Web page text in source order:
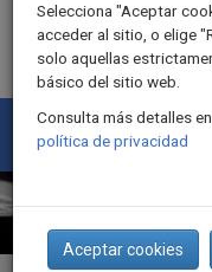
Selecciona "Aceptar
acceder al sitio, o elige
solo aquellas
básico del sitio web.
Consulta más detalles
política de privacidad
Aceptar cookies